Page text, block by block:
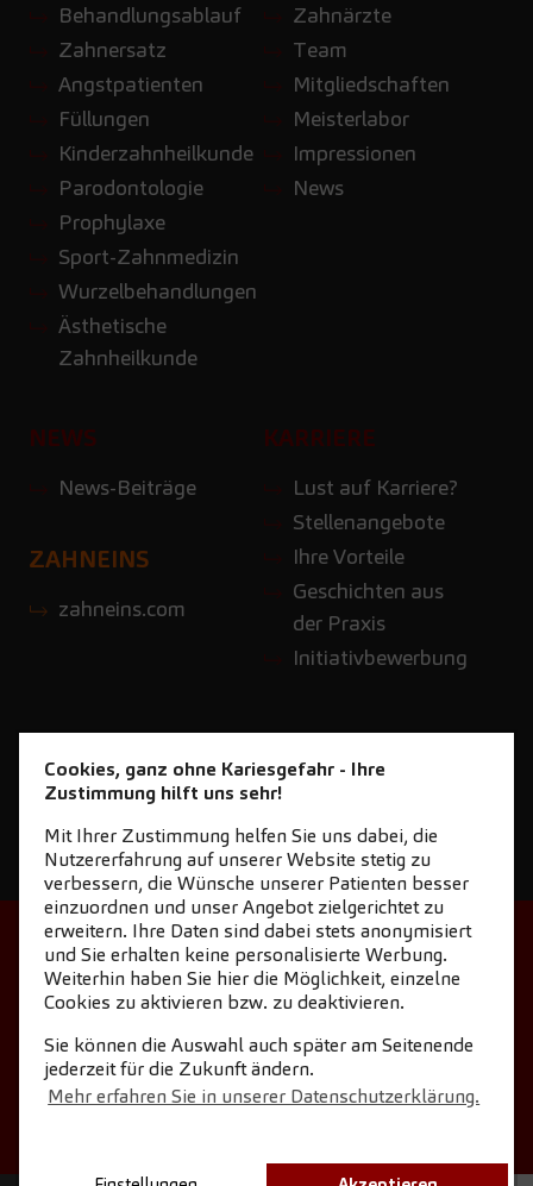
Behandlungsablauf
Zahnersatz
Angstpatienten
Füllungen
Kinderzahnheilkunde
Parodontologie
Prophylaxe
Sport-Zahnmedizin
Wurzelbehandlungen
Ästhetische
Zahnheilkunde
Zahnärzte
Team
Mitgliedschaften
Meisterlabor
Impressionen
News
NEWS
News-Beiträge
KARRIERE
Lust auf Karriere?
Stellenangebote
Ihre Vorteile
Geschichten aus
der Praxis
Initiativbewerbung
ZAHNEINS
zahneins.com
STARTSEITE
KONTAKT
NEWSLETTER DOWNLOAD
COOKIE-EINSTELLUNGEN
IMPRESSUM
DATENSCHUTZ
Cookies, ganz ohne Kariesgefahr - Ihre
Zustimmung hilft uns sehr!
Mit Ihrer Zustimmung helfen Sie uns dabei, die
Nutzererfahrung auf unserer Website stetig zu
verbessern, die Wünsche unserer Patienten besser
einzuordnen und unser Angebot zielgerichtet zu
erweitern. Ihre Daten sind dabei stets anonymisiert
und Sie erhalten keine personalisierte Werbung.
Weiterhin haben Sie hier die Möglichkeit, einzelne
Cookies zu aktivieren bzw. zu deaktivieren.
Sie können die Auswahl auch später am Seitenende
jederzeit für die Zukunft ändern.
Mehr erfahren Sie in unserer Datenschutzerklärung.